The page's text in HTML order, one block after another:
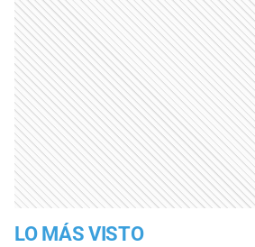
LO MÁS VISTO